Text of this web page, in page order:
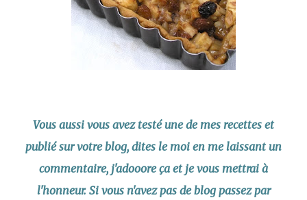
Vous aussi vous avez testé une de mes recettes et
publié sur votre blog, dites le moi en me laissant un
commentaire, j'adooore ça et je vous mettrai à
l'honneur. Si vous n'avez pas de blog passez par